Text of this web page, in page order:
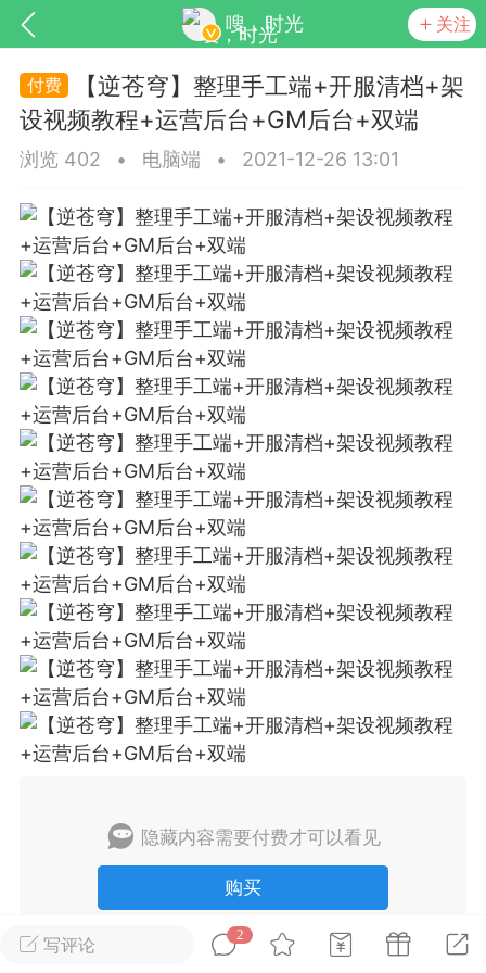
嗖，时光 关注
基于wordpress开发 你所看见
更新 商城
排行 在线
实时动态 直播
Lv.8 极品会员 靓号
黑凤梨
该内容只允许登录的用户查看
写评论
2
【逆苍穹】整理手工端+开服清档+架
设视频教程+运营后台+GM后台+双端
浏览 402 • 电脑端 • 2021-12-26 13:01
隐藏内容需要付费才可以看见
购买